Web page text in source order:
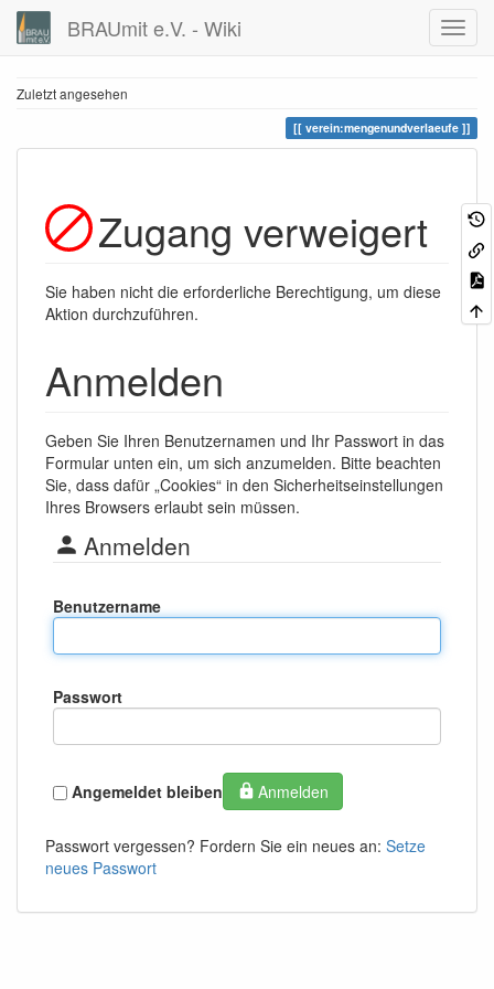
BRAUmit e.V. - Wiki
Zuletzt angesehen
verein:mengenundverlaeufe
Zugang verweigert
Sie haben nicht die erforderliche Berechtigung, um diese
Aktion durchzuführen.
Anmelden
Geben Sie Ihren Benutzernamen und Ihr Passwort in das
Formular unten ein, um sich anzumelden. Bitte beachten
Sie, dass dafür „Cookies“ in den Sicherheitseinstellungen
Ihres Browsers erlaubt sein müssen.
Anmelden
Benutzername
Passwort
Angemeldet bleiben Anmelden
Passwort vergessen? Fordern Sie ein neues an: Setze
neues Passwort